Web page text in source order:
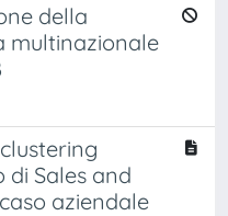
della
multinazionale
di Sales and
aziendale